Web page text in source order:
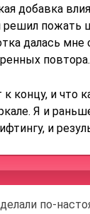
добавка
пожать
далась
повтора.
концу, и что
Я и
и
по-